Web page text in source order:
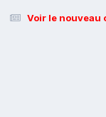
Voir le nouveau